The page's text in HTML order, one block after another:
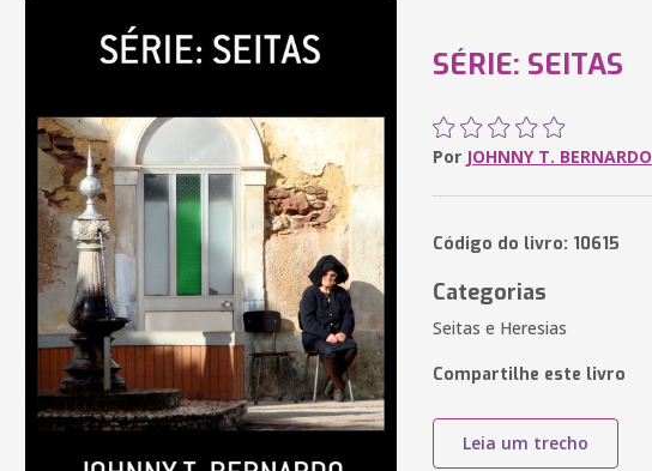
SÉRIE: SEITAS
Por JOHNNY T. BERNARDO
Código do livro: 10615
Categorias
Seitas e Heresias
Compartilhe este livro
Leia um trecho